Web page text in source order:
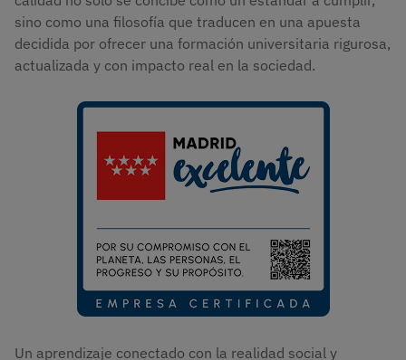
sino como una filosofía que traducen en una apuesta
decidida por ofrecer una formación universitaria rigurosa,
actualizada y con impacto real en la sociedad.
Imagen
Un aprendizaje conectado con la realidad social y